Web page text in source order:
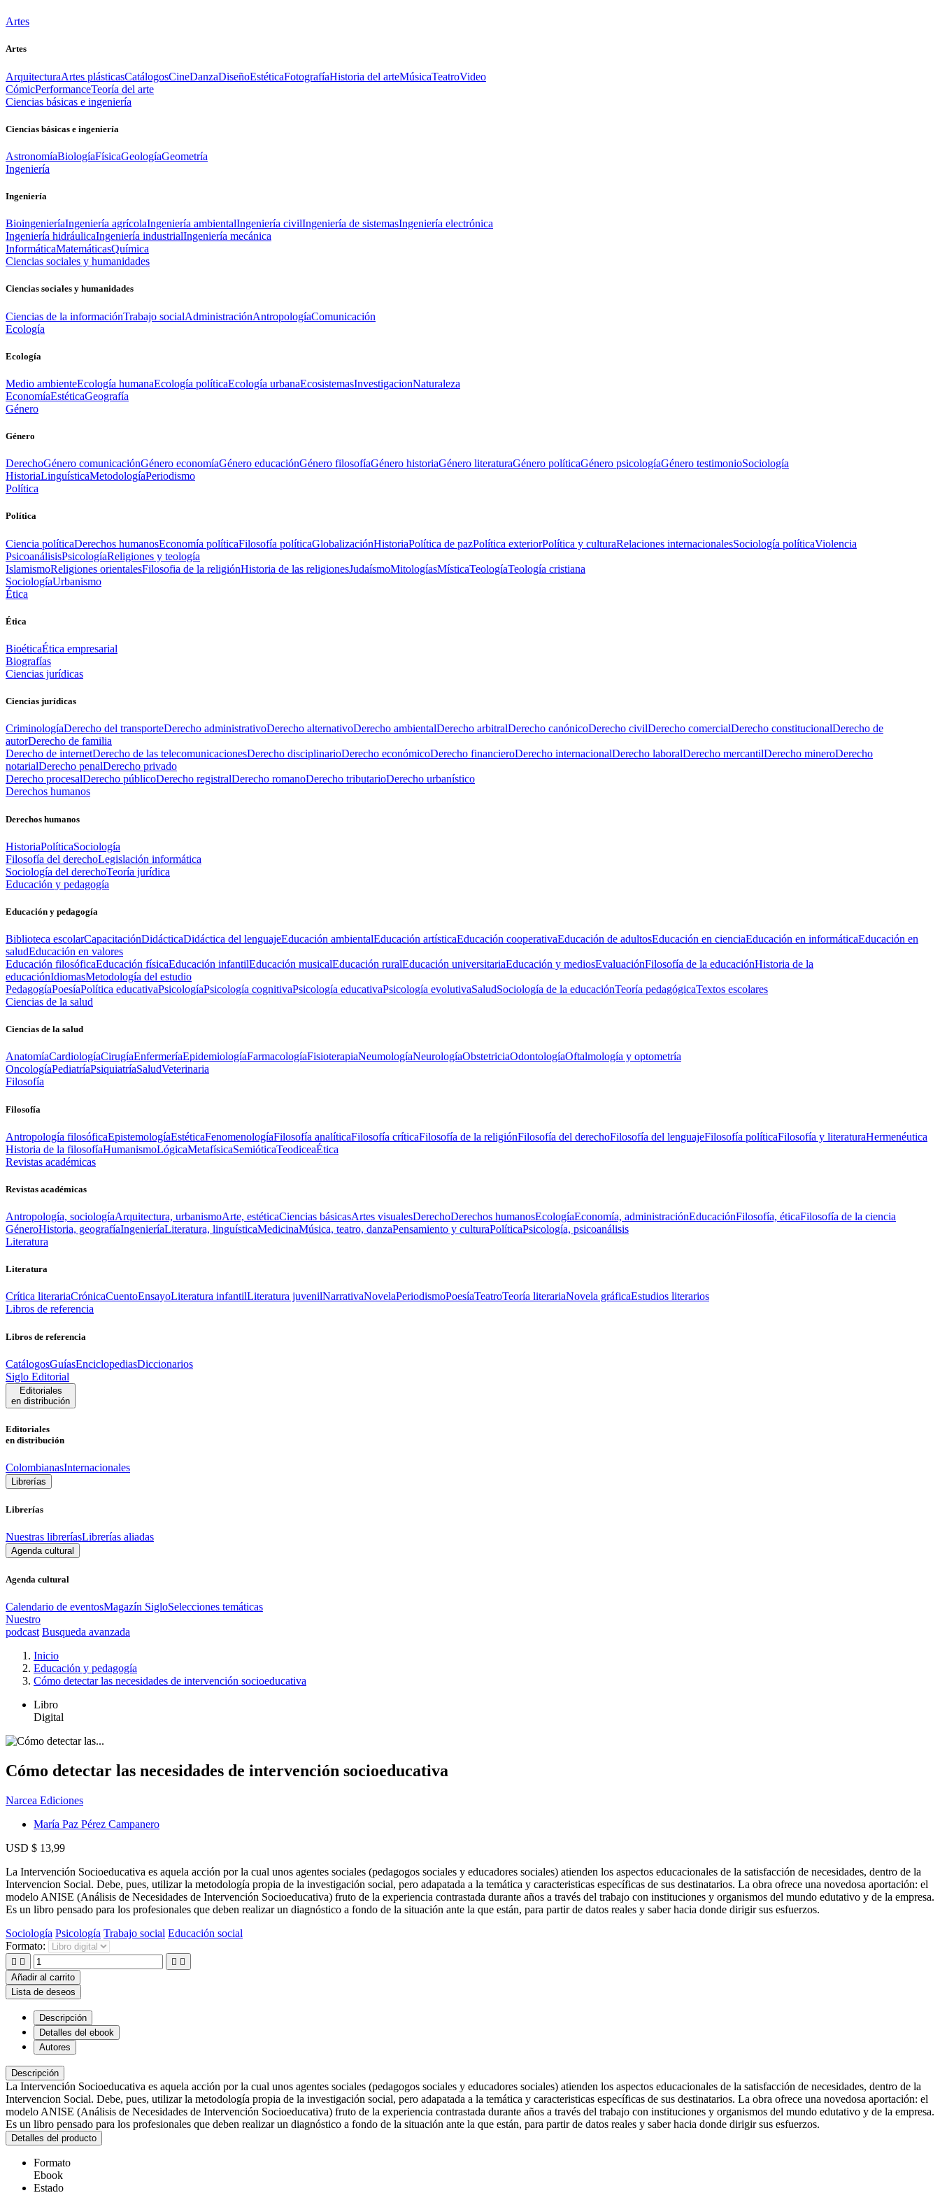
Artes
Artes
ArquitecturaArtes plásticasCatálogosCineDanzaDiseñoEstéticaFotografíaHistoria del arteMúsicaTeatroVideo
CómicPerformanceTeoría del arte
Ciencias básicas e ingeniería
Ciencias básicas e ingeniería
AstronomíaBiologíaFísicaGeologíaGeometría
Ingeniería
Ingeniería
BioingenieríaIngeniería agrícolaIngeniería ambientalIngeniería civilIngeniería de sistemasIngeniería electrónica
Ingeniería hidráulicaIngeniería industrialIngeniería mecánica
InformáticaMatemáticasQuímica
Ciencias sociales y humanidades
Ciencias sociales y humanidades
Ciencias de la informaciónTrabajo socialAdministraciónAntropologíaComunicación
Ecología
Ecología
Medio ambienteEcología humanaEcología políticaEcología urbanaEcosistemasInvestigacionNaturaleza
EconomíaEstéticaGeografía
Género
Género
DerechoGénero comunicaciónGénero economíaGénero educaciónGénero filosofíaGénero historiaGénero literaturaGénero políticaGénero psicologíaGénero testimonioSociología
HistoriaLinguísticaMetodologíaPeriodismo
Política
Política
Ciencia políticaDerechos humanosEconomía políticaFilosofía políticaGlobalizaciónHistoriaPolítica de pazPolítica exteriorPolítica y culturaRelaciones internacionalesSociología políticaViolencia
PsicoanálisisPsicologíaReligiones y teología
IslamismoReligiones orientalesFilosofia de la religiónHistoria de las religionesJudaísmoMitologíasMísticaTeologíaTeología cristiana
SociologíaUrbanismo
Ética
Ética
BioéticaÉtica empresarial
Biografías
Ciencias jurídicas
Ciencias jurídicas
CriminologíaDerecho del transporteDerecho administrativoDerecho alternativoDerecho ambientalDerecho arbitralDerecho canónicoDerecho civilDerecho comercialDerecho constitucionalDerecho de
autorDerecho de familia
Derecho de internetDerecho de las telecomunicacionesDerecho disciplinarioDerecho económicoDerecho financieroDerecho internacionalDerecho laboralDerecho mercantilDerecho mineroDerecho
notarialDerecho penalDerecho privado
Derecho procesalDerecho públicoDerecho registralDerecho romanoDerecho tributarioDerecho urbanístico
Derechos humanos
Derechos humanos
HistoriaPolíticaSociología
Filosofía del derechoLegislación informática
Sociología del derechoTeoría jurídica
Educación y pedagogía
Educación y pedagogía
Biblioteca escolarCapacitaciónDidácticaDidáctica del lenguajeEducación ambientalEducación artísticaEducación cooperativaEducación de adultosEducación en cienciaEducación en informáticaEducación en
saludEducación en valores
Educación filosóficaEducación físicaEducación infantilEducación musicalEducación ruralEducación universitariaEducación y mediosEvaluaciónFilosofía de la educaciónHistoria de la
educaciónIdiomasMetodología del estudio
PedagogíaPoesíaPolítica educativaPsicologíaPsicología cognitivaPsicología educativaPsicología evolutivaSaludSociología de la educaciónTeoría pedagógicaTextos escolares
Ciencias de la salud
Ciencias de la salud
AnatomíaCardiologíaCirugíaEnfermeríaEpidemiologíaFarmacologíaFisioterapiaNeumologíaNeurologíaObstetriciaOdontologíaOftalmología y optometría
OncologíaPediatríaPsiquiatríaSaludVeterinaria
Filosofía
Filosofía
Antropología filosóficaEpistemologíaEstéticaFenomenologíaFilosofía analíticaFilosofía críticaFilosofía de la religiónFilosofía del derechoFilosofía del lenguajeFilosofía políticaFilosofía y literaturaHermenéutica
Historia de la filosofíaHumanismoLógicaMetafísicaSemióticaTeodiceaÉtica
Revistas académicas
Revistas académicas
Antropología, sociologíaArquitectura, urbanismoArte, estéticaCiencias básicasArtes visualesDerechoDerechos humanosEcologíaEconomía, administraciónEducaciónFilosofía, éticaFilosofía de la ciencia
GéneroHistoria, geografíaIngenieríaLiteratura, linguísticaMedicinaMúsica, teatro, danzaPensamiento y culturaPolíticaPsicología, psicoanálisis
Literatura
Literatura
Crítica literariaCrónicaCuentoEnsayoLiteratura infantilLiteratura juvenilNarrativaNovelaPeriodismoPoesíaTeatroTeoría literariaNovela gráficaEstudios literarios
Libros de referencia
Libros de referencia
CatálogosGuíasEnciclopediasDiccionarios
Siglo Editorial
Editoriales
en distribución
Editoriales
en distribución
ColombianasInternacionales
Librerías
Librerías
Nuestras libreríasLibrerías aliadas
Agenda cultural
Agenda cultural
Calendario de eventosMagazín SigloSelecciones temáticas
Nuestro
podcast Busqueda avanzada
Inicio
Educación y pedagogía
Cómo detectar las necesidades de intervención socioeducativa
Libro
Digital
Cómo detectar las necesidades de intervención socioeducativa
Narcea Ediciones
María Paz Pérez Campanero
USD $ 13,99
La Intervención Socioeducativa es aquela acción por la cual unos agentes sociales (pedagogos sociales y educadores sociales) atienden los aspectos educacionales de la satisfacción de necesidades, dentro de la
Intervencion Social. Debe, pues, utilizar la metodología propia de la investigación social, pero adapatada a la temática y caracteristicas específicas de sus destinatarios. La obra ofrece una novedosa aportación: el
modelo ANISE (Análisis de Necesidades de Intervención Socioeducativa) fruto de la experiencia contrastada durante años a través del trabajo con instituciones y organismos del mundo edutativo y de la empresa.
Es un libro pensado para los profesionales que deben realizar un diagnóstico a fondo de la situación ante la que están, para partir de datos reales y saber hacia donde dirigir sus esfuerzos.
Sociología Psicología Trabajo social Educación social
Formato:
   
Añadir al carrito
Lista de deseos
Descripción
Detalles del ebook
Autores
Descripción
La Intervención Socioeducativa es aquela acción por la cual unos agentes sociales (pedagogos sociales y educadores sociales) atienden los aspectos educacionales de la satisfacción de necesidades, dentro de la
Intervencion Social. Debe, pues, utilizar la metodología propia de la investigación social, pero adapatada a la temática y caracteristicas específicas de sus destinatarios. La obra ofrece una novedosa aportación: el
modelo ANISE (Análisis de Necesidades de Intervención Socioeducativa) fruto de la experiencia contrastada durante años a través del trabajo con instituciones y organismos del mundo edutativo y de la empresa.
Es un libro pensado para los profesionales que deben realizar un diagnóstico a fondo de la situación ante la que están, para partir de datos reales y saber hacia donde dirigir sus esfuerzos.
Detalles del producto
Formato
Ebook
Estado